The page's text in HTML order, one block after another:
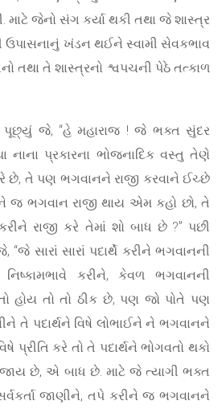
માટે જેનો સંગ કર્યા થકી તથા જે શાસ્ત્ર
ઉપાસનાનું ખંડન થઈને સ્વામી સેવકભાવ
તથા તે શાસ્ત્રનો શ્વપચની પેઠે તત્કાળ
પૂછ્યું જે, “હે મહારાજ ! જે ભક્ત સુંદર
નાના પ્રકારના ભોજનાદિક વસ્તુ તેણે
છે, તે પણ ભગવાનને રાજી કરવાને ઈચ્છે
જ ભગવાન રાજી થાય એમ કહો છો, તે
રાજી કરે તેમાં શો બાધ છે ?” પછી
“જે સારાં સારાં પદાર્થે કરીને ભગવાનની
કરીને, કેવળ ભગવાનની
હોય તો તો ઠીક છે, પણ જો પોતે પણ
તે પદાર્થને વિષે લોભાઈને ને ભગવાનને
પ્રીતિ કરે તો તે પદાર્થને ભોગવતો થકો
છે, એ બાધ છે. માટે જે ત્યાગી ભક્ત
જાણીને, તપે કરીને જ ભગવાનને